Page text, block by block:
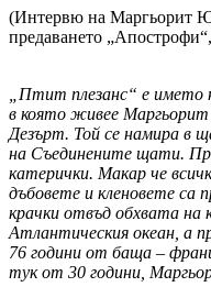
(Интервю на Маргьорит
предаването
„Птит плезанс“ е името
в която живее
Дезърт. Той се намира в
на Съединените щати.
катерички. Макар че
дъбовете и кленовете са
крачки отвъд обхвата на
Атлантическия океан, а
76 години от баща –
тук от 30 години,